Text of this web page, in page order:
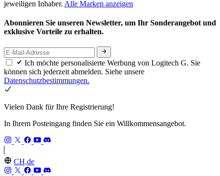
jeweiligen Inhaber. Alle Marken anzeigen
Abonnieren Sie unseren Newsletter, um Ihr Sonderangebot und
exklusive Vorteile zu erhalten.
Ich möchte personalisierte Werbung von Logitech G. Sie
können sich jederzeit abmelden. Siehe unsere
Datenschutzbestimmungen.
Vielen Dank für Ihre Registrierung!
In Ihrem Posteingang finden Sie ein Willkommensangebot.
CH,de